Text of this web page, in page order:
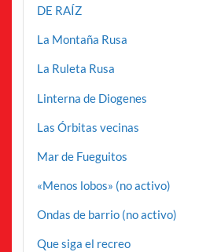
DE RAÍZ
La Montaña Rusa
La Ruleta Rusa
Linterna de Diogenes
Las Órbitas vecinas
Mar de Fueguitos
«Menos lobos» (no activo)
Ondas de barrio (no activo)
Que siga el recreo